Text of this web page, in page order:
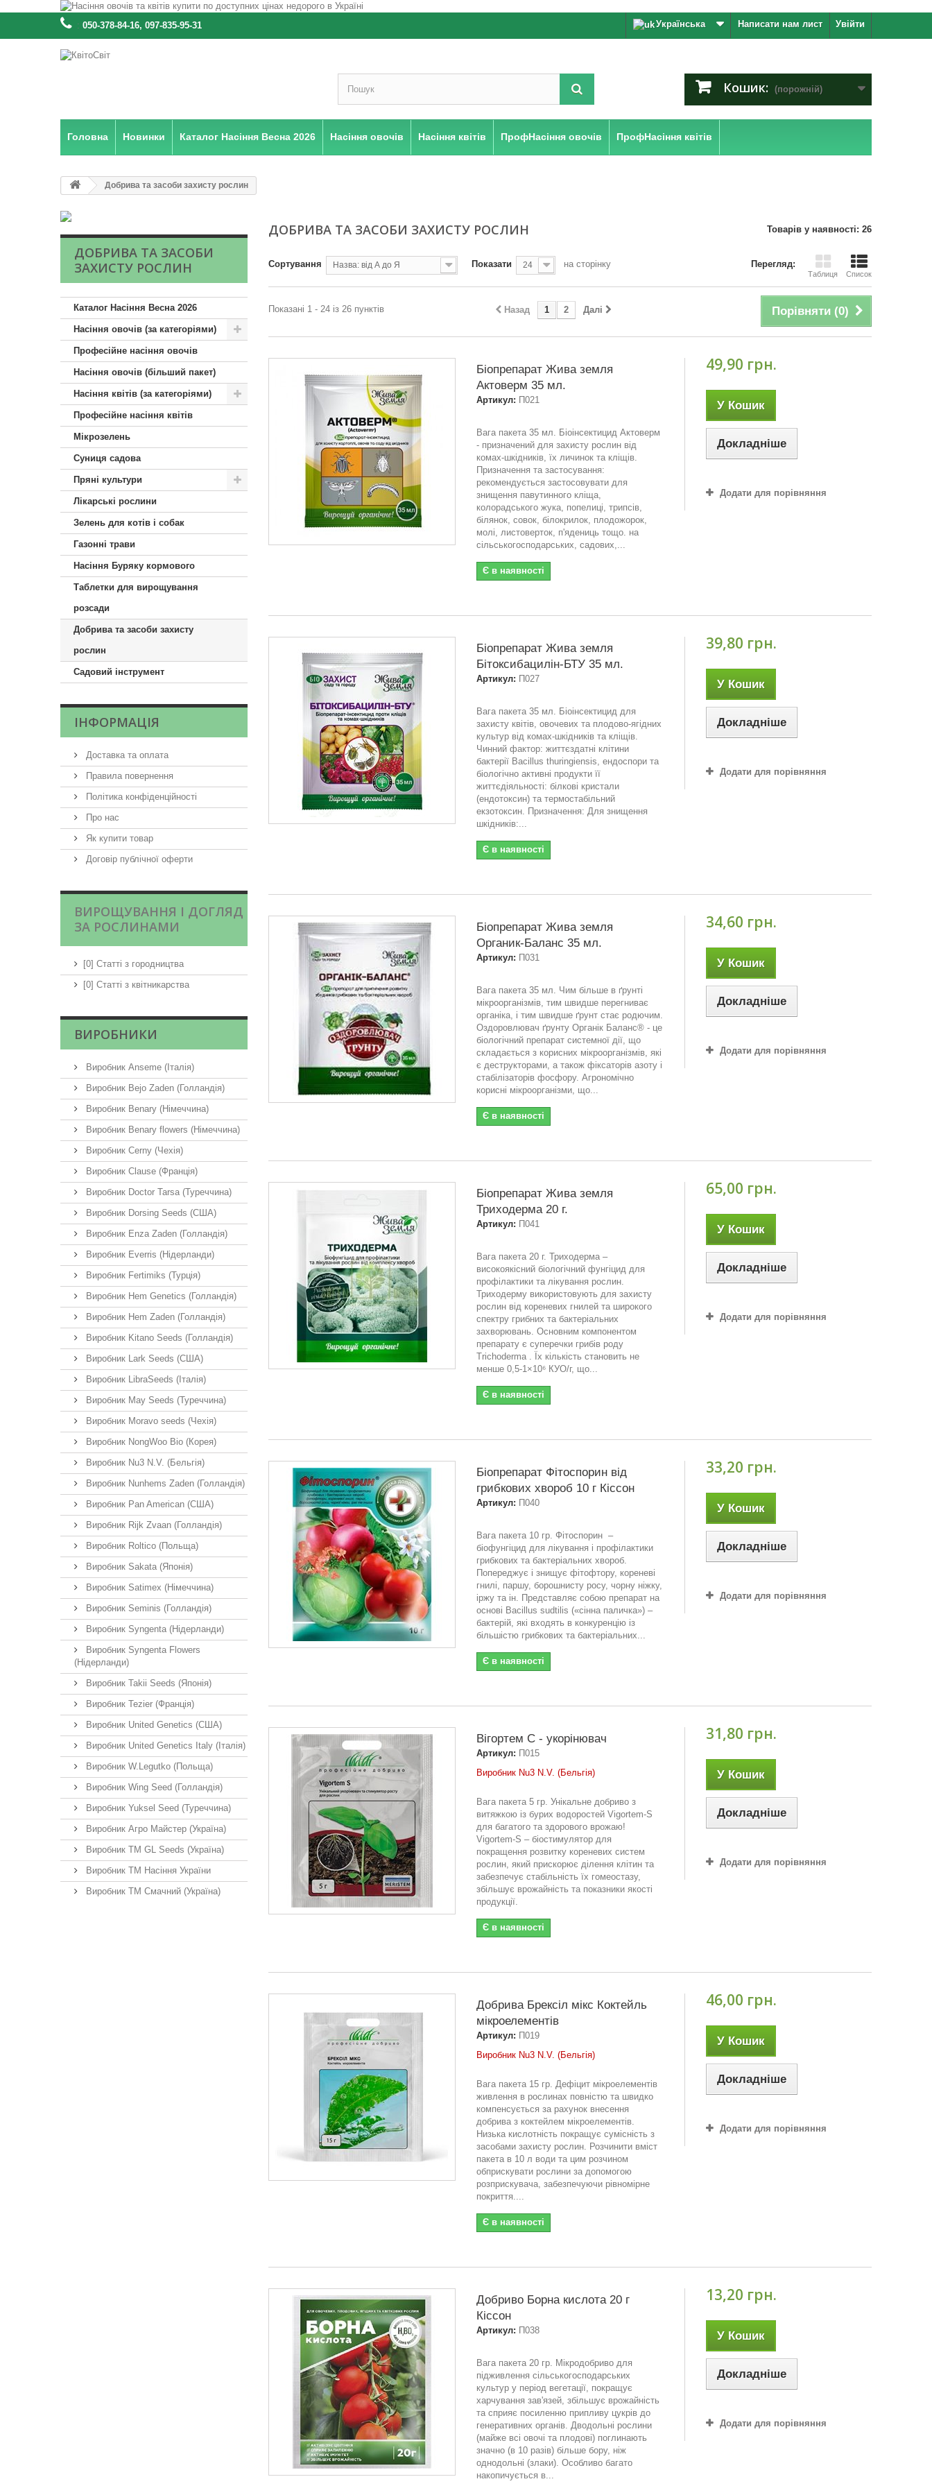
Увійти
Написати нам лист
: 050-378-84-16, 097-835-95-31 Українська
Кошик: (порожній)
Головна Новинки Каталог Насіння Весна 2026 Насіння овочів Насіння квітів ПрофНасіння овочів ПрофНасіння квітів
Добрива та засоби захисту рослин
ДОБРИВА ТА ЗАСОБИ
ЗАХИСТУ РОСЛИН
Каталог Насіння Весна 2026
Насіння овочів (за категоріями)
Професійне насіння овочів
Насіння овочів (більший пакет)
Насіння квітів (за категоріями)
Професійне насіння квітів
Мікрозелень
Суниця садова
Пряні культури
Лікарські рослини
Зелень для котів і собак
Газонні трави
Насіння Буряку кормового
Таблетки для вирощування
розсади
Добрива та засоби захисту
рослин
Садовий інструмент
ІНФОРМАЦІЯ
Доставка та оплата
Правила повернення
Політика конфіденційності
Про нас
Як купити товар
Договір публічної оферти
ВИРОЩУВАННЯ І ДОГЛЯД
ЗА РОСЛИНАМИ
[0] Статті з городництва
[0] Статті з квітникарства
ВИРОБНИКИ
Виробник Anseme (Італія)
Виробник Bejo Zaden (Голландія)
Виробник Benary (Німеччина)
Виробник Benary flowers (Німеччина)
Виробник Cerny (Чехія)
Виробник Clause (Франція)
Виробник Doctor Tarsa (Туреччина)
Виробник Dorsing Seeds (США)
Виробник Enza Zaden (Голландія)
Виробник Everris (Нідерланди)
Виробник Fertimiks (Турція)
Виробник Hem Genetics (Голландія)
Виробник Hem Zaden (Голландія)
Виробник Kitano Seeds (Голландія)
Виробник Lark Seeds (США)
Виробник LibraSeeds (Італія)
Виробник May Seeds (Туреччина)
Виробник Moravo seeds (Чехія)
Виробник NongWoo Bio (Корея)
Виробник Nu3 N.V. (Бельгія)
Виробник Nunhems Zaden (Голландія)
Виробник Pan American (США)
Виробник Rijk Zvaan (Голландія)
Виробник Roltico (Польща)
Виробник Sakata (Японія)
Виробник Satimex (Німеччина)
Виробник Seminis (Голландія)
Виробник Syngenta (Нідерланди)
Виробник Syngenta Flowers
(Нідерланди)
Виробник Takii Seeds (Японія)
Виробник Tezier (Франція)
Виробник United Genetics (США)
Виробник United Genetics Italy (Італія)
Виробник W.Legutko (Польща)
Виробник Wing Seed (Голландія)
Виробник Yuksel Seed (Туреччина)
Виробник Агро Майстер (Україна)
Виробник ТМ GL Seeds (Україна)
Виробник ТМ Насіння України
Виробник ТМ Смачний (Україна)
ДОБРИВА ТА ЗАСОБИ ЗАХИСТУ РОСЛИН Товарів у наявності: 26
Перегляд:
Таблиця Список
Сортування Назва: від А до Я Показати 24 на сторінку
Порівняти (0)
Назад 1 2 Далі
Показані 1 - 24 із 26 пунктів
Біопрепарат Жива земля
Актоверм 35 мл.
Артикул: П021
Вага пакета 35 мл. Біоінсектицид Актоверм
- призначений для захисту рослин від
комах-шкідників, їх личинок та кліщів.
Призначення та застосування:
рекомендується застосовувати для
знищення павутинного кліща,
колорадського жука, попелиці, трипсів,
білянок, совок, білокрилок, плодожорок,
молі, листоверток, п'ядениць тощо. на
сільськогосподарських, садових,...
Є в наявності
49,90 грн.
У Кошик
Докладніше
Додати для порівняння
Біопрепарат Жива земля
Бітоксибацилін-БТУ 35 мл.
Артикул: П027
Вага пакета 35 мл. Біоінсектицид для
захисту квітів, овочевих та плодово-ягідних
культур від комах-шкідників та кліщів.
Чинний фактор: життєздатні клітини
бактерії Bacillus thuringiensis, ендоспори та
біологічно активні продукти її
життєдіяльності: білкові кристали
(ендотоксин) та термостабільний
екзотоксин. Призначення: Для знищення
шкідників:...
Є в наявності
39,80 грн.
У Кошик
Докладніше
Додати для порівняння
Біопрепарат Жива земля
Органик-Баланс 35 мл.
Артикул: П031
Вага пакета 35 мл. Чим більше в ґрунті
мікроорганізмів, тим швидше перегниває
органіка, і тим швидше ґрунт стає родючим.
Оздоровлювач ґрунту Органік Баланс® - це
біологічний препарат системної дії, що
складається з корисних мікроорганізмів, які
є деструкторами, а також фіксаторів азоту і
стабілізаторів фосфору. Агрономічно
корисні мікроорганізми, що...
Є в наявності
34,60 грн.
У Кошик
Докладніше
Додати для порівняння
Біопрепарат Жива земля
Триходерма 20 г.
Артикул: П041
Вага пакета 20 г. Триходерма –
високоякісний біологічний фунгіцид для
профілактики та лікування рослин.
Триходерму використовують для захисту
рослин від кореневих гнилей та широкого
спектру грибних та бактеріальних
захворювань. Основним компонентом
препарату є суперечки грибів роду
Trichoderma . Їх кількість становить не
менше 0,5-1×10⁶ КУО/г, що...
Є в наявності
65,00 грн.
У Кошик
Докладніше
Додати для порівняння
Біопрепарат Фітоспорин від
грибкових хвороб 10 г Кіссон
Артикул: П040
Вага пакета 10 гр. Фітоспорин –
біофунгіцид для лікування і профілактики
грибкових та бактеріальних хвороб.
Попереджує і знищує фітофтору, кореневі
гнилі, паршу, борошнисту росу, чорну ніжку,
іржу та ін. Представляє собою препарат на
основі Bacillus sudtilis («сінна паличка») –
бактерій, які входять в конкуренцію із
більшістю грибкових та бактеріальних...
Є в наявності
33,20 грн.
У Кошик
Докладніше
Додати для порівняння
Вігортем С - укорінювач
Артикул: П015
Виробник Nu3 N.V. (Бельгія)
Вага пакета 5 гр. Унікальне добриво з
витяжкою із бурих водоростей Vigortem-S
для багатого та здорового врожаю!
Vigortem-S – біостимулятор для
покращення розвитку кореневих систем
рослин, який прискорює ділення клітин та
забезпечує стабільність їх гомеостазу,
збільшує врожайність та показники якості
продукції.
Є в наявності
31,80 грн.
У Кошик
Докладніше
Додати для порівняння
Добрива Брексіл мікс Коктейль
мікроелементів
Артикул: П019
Виробник Nu3 N.V. (Бельгія)
Вага пакета 15 гр. Дефіцит мікроелементів
живлення в рослинах повністю та швидко
компенсується за рахунок внесення
добрива з коктейлем мікроелементів.
Низька кислотність покращує сумісність з
засобами захисту рослин. Розчинити вміст
пакета в 10 л води та цим розчином
обприскувати рослини за допомогою
розприскувача, забезпечуючи рівномірне
покриття....
Є в наявності
46,00 грн.
У Кошик
Докладніше
Додати для порівняння
Добриво Борна кислота 20 г
Кіссон
Артикул: П038
Вага пакета 20 гр. Мікродобриво для
підживлення сільськогосподарських
культур у період вегетації, покращує
харчування зав'язей, збільшує врожайність
та сприяє посиленню припливу цукрів до
генеративних органів. Дводольні рослини
(майже всі овочі та плодові) поглинають
значно (в 10 разів) більше бору, ніж
однодольні (злаки). Особливо багато
накопичується в...
13,20 грн.
У Кошик
Докладніше
Додати для порівняння